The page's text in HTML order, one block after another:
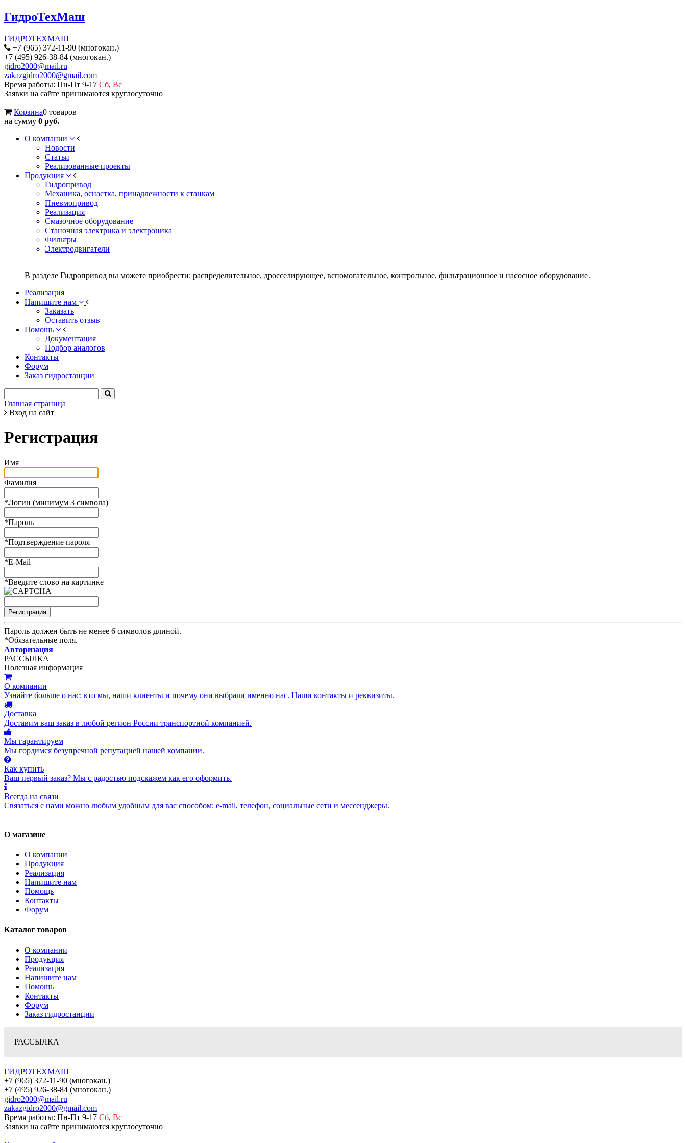
ГидроТехМаш
ГИДРОТЕХМАШ
+7 (965) 372-11-90 (многокан.)
+7 (495) 926-38-84 (многокан.)
gidro2000@mail.ru
zakazgidro2000@gmail.com
Время работы: Пн-Пт 9-17 Сб, Вс
Заявки на сайте принимаются круглосуточно
Корзина0 товаров
на сумму 0 руб.
О компании
Новости
Статьи
Реализованные проекты
Продукция
Гидропривод
Механика, оснастка, принадлежности к станкам
Пневмопривод
Реализация
Смазочное оборудование
Станочная электрика и электроника
Фильтры
Электродвигатели
В разделе Гидропривод вы можете приобрести: распределительное, дросселирующее, вспомогательное, контрольное, фильтрационное и насосное оборудование.
Реализация
Напишите нам
Заказать
Оставить отзыв
Помощь
Документация
Подбор аналогов
Контакты
Форум
Заказ гидростанции
Главная страница
Вход на сайт
Регистрация
Имя
Фамилия
*Логин (минимум 3 символа)
*Пароль
*Подтверждение пароля
*E-Mail
*Введите слово на картинке
Пароль должен быть не менее 6 символов длиной.
*Обязательные поля.
Авторизация
РАССЫЛКА
Полезная информация
О компании
Узнайте больше о нас: кто мы, наши клиенты и почему они выбрали именно нас. Наши контакты и реквизиты.
Доставка
Доставим ваш заказ в любой регион России транспортной компанией.
Мы гарантируем
Мы гордимся безупречной репутацией нашей компании.
Как купить
Ваш первый заказ? Мы с радостью подскажем как его оформить.
Всегда на связи
Связаться с нами можно любым удобным для вас способом: e-mail, телефон, социальные сети и мессенджеры.
О магазине
О компании
Продукция
Реализация
Напишите нам
Помощь
Контакты
Форум
Каталог товаров
О компании
Продукция
Реализация
Напишите нам
Помощь
Контакты
Форум
Заказ гидростанции
РАССЫЛКА
ГИДРОТЕХМАШ
+7 (965) 372-11-90 (многокан.)
+7 (495) 926-38-84 (многокан.)
gidro2000@mail.ru
zakazgidro2000@gmail.com
Время работы: Пн-Пт 9-17 Сб, Вс
Заявки на сайте принимаются круглосуточно